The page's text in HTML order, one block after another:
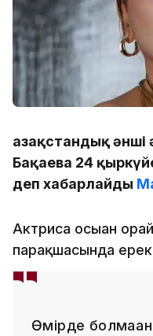
Қазақстандық
Бақаева 24
деп хабарлайды
Актриса осыған
парақшасында
Өмірде